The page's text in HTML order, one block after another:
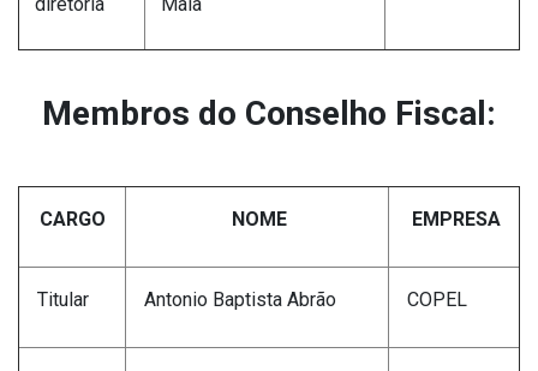
Membros do Conselho Fiscal:
CARGO NOME EMPRESA
Titular Antonio Baptista Abrão COPEL